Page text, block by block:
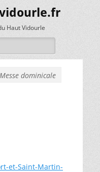
Haut Vidourle
Messe dominicale
et-Saint-Martin-